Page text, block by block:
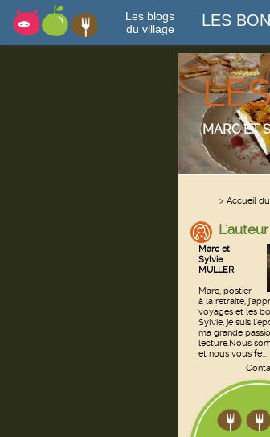
Les blogs
du village
LES
MARC ET
> Accueil
L'auteur
Marc et
Sylvie
MULLER
Marc, postier
à la retraite,
voyages et les
Sylvie, je suis
ma grande
lecture.Nous
et nous vous fe...